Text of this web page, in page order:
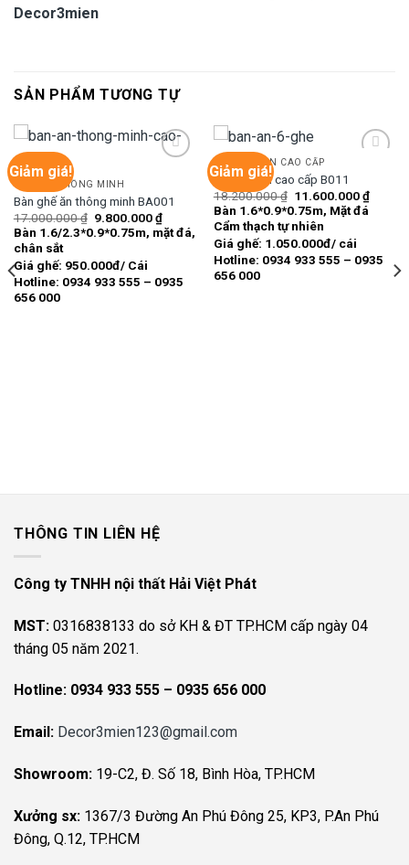
Decor3mien
SẢN PHẨM TƯƠNG TỰ
Giảm giá!
Add to
wishlist
BÀN ĂN THÔNG MINH
Bàn ghế ăn thông minh BA001
17.000.000₫ Giá
gốc
là:
9.800.000₫Giá
hiện
tại
9.800.000 ₫.
Bàn 1.6/2.3*0.9*0.75m, mặt đá,
chân sắt
Giá ghế: 950.000đ/ Cái
Hotline: 0934 933 555 – 0935
656 000
Giảm giá!
Add to
wishlist
BÀN GHẾ ĂN CAO CẤP
Bàn ghế ăn cao cấp B011
18.200.000₫ Giá
gốc
là:
18.200.000 ₫.
11.600.000₫Giá
hiện
Bàn 1.6*0.9*0.75m, Mặt đá
Cẩm thạch tự nhiên
Giá ghế: 1.050.000đ/ cái
Hotline: 0934 933 555 – 0935
656 000
THÔNG TIN LIÊN HỆ
Công ty TNHH nội thất Hải Việt Phát
MST: 0316838133 do sở KH & ĐT TP.HCM cấp ngày 04
tháng 05 năm 2021.
Hotline: 0934 933 555 – 0935 656 000
Email: Decor3mien123@gmail.com
Showroom: 19-C2, Đ. Số 18, Bình Hòa, TP.HCM
Xưởng sx: 1367/3 Đường An Phú Đông 25, KP3, P.An Phú
Đông, Q.12, TP.HCM